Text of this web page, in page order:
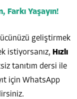
Farkı Yaşayın!
geliştirmek
istiyorsanız, Hızlı
tanıtım dersi ile
için WhatsApp